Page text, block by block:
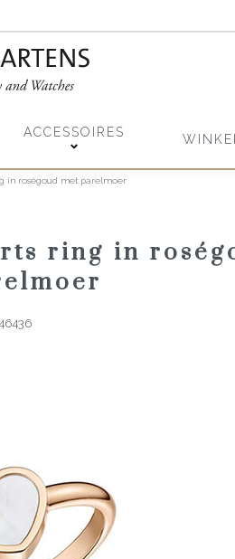
ACCESSOIRES
in roségoud met parelmoer
ring in